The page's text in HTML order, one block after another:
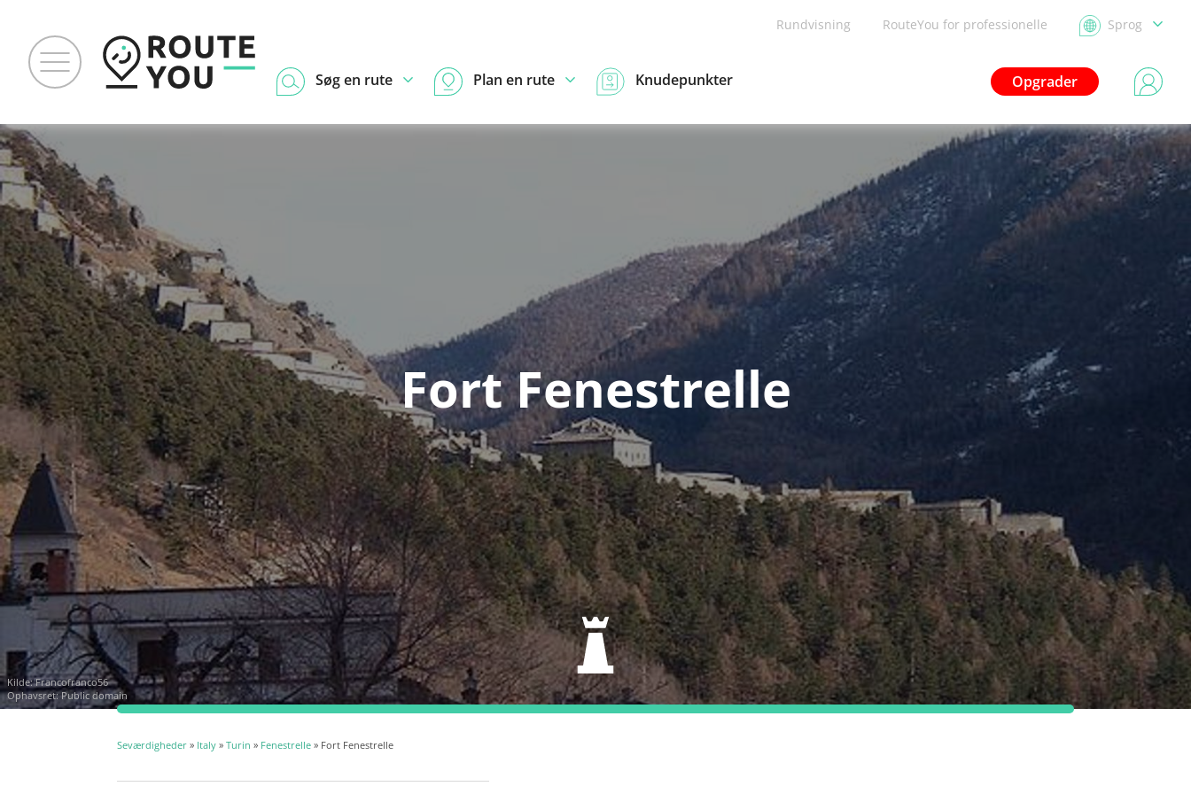
Rundvisning RouteYou for professionelle Sprog
Opgrader
Søg en rute Plan en rute Knudepunkter
Fort Fenestrelle
Kilde:Francofranco56
Ophavsret: Public domain
Seværdigheder » Italy » Turin » Fenestrelle » Fort Fenestrelle